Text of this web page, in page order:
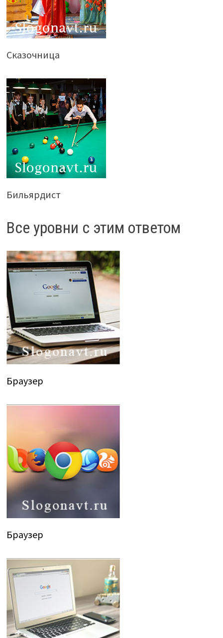
Сказочница
Бильярдист
Все уровни с этим ответом
Браузер
Браузер